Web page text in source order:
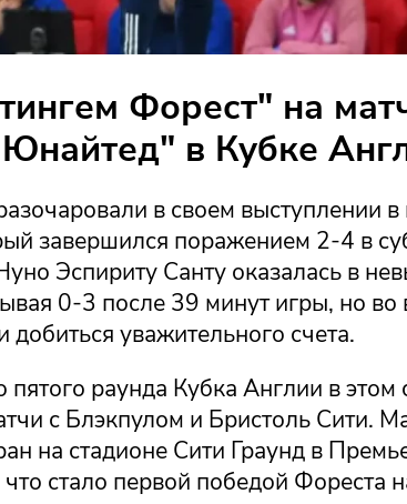
Форест" на
в Кубке
в своем выступлении в
завершился поражением 2-4 в
Эспириту Санту оказалась в
0-3 после 39 минут игры, но во
добиться уважительного счета.
раунда Кубка Англии в этом
с Блэкпулом и Бристоль Сити.
на стадионе Сити Граунд в
стало первой победой Фореста